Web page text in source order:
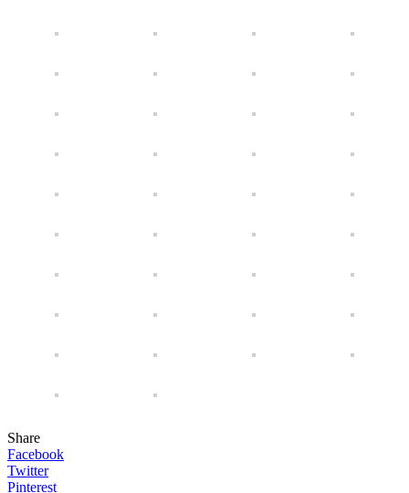
Share
Facebook
Twitter
Pinterest